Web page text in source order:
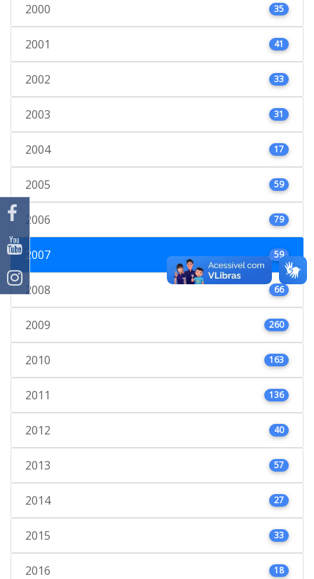
2000 35
2001 41
2002 33
2003 31
2004 17
2005 59
2006 79
2007 59
2008 66
2009 260
2010 163
2011 136
2012 40
2013 57
2014 27
2015 33
2016 18